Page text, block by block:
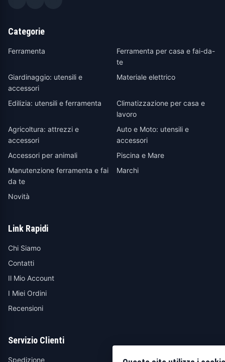
Categorie
Ferramenta
Ferramenta per casa e fai-da-
te
Giardinaggio: utensili e
accessori
Materiale elettrico
Edilizia: utensili e ferramenta
Climatizzazione per casa e
lavoro
Agricoltura: attrezzi e
accessori
Auto e Moto: utensili e
accessori
Accessori per animali
Piscina e Mare
Manutenzione ferramenta e fai
da te
Marchi
Novità
Link Rapidi
Chi Siamo
Contatti
Il Mio Account
I Miei Ordini
Recensioni
Servizio Clienti
Spedizione